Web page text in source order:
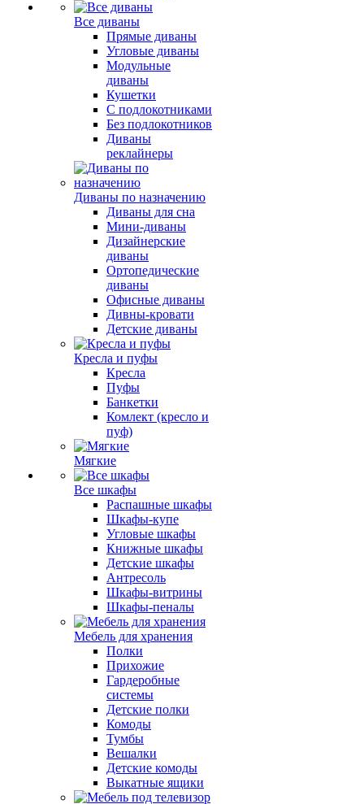
Все диваны
Прямые диваны
Угловые диваны
Модульные
диваны
Кушетки
С подлокотниками
Без подлокотников
Диваны
реклайнеры
Диваны по назначению
Диваны для сна
Мини-диваны
Дизайнерские
диваны
Ортопедические
диваны
Офисные диваны
Дивны-кровати
Детские диваны
Кресла и пуфы
Кресла
Пуфы
Банкетки
Комлект (кресло и
пуф)
Мягкие
Все шкафы
Распашные шкафы
Шкафы-купе
Угловые шкафы
Книжные шкафы
Детские шкафы
Антресоль
Шкафы-витрины
Шкафы-пеналы
Мебель для хранения
Полки
Прихожие
Гардеробные
системы
Детские полки
Комоды
Тумбы
Вешалки
Детские комоды
Выкатные ящики